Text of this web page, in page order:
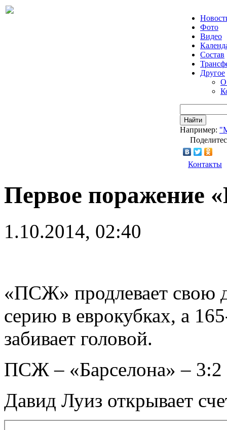
Фото
Видео
Состав
Другое
О
Найти
Например:
Контакты
Первое поражение
1.10.2014, 02:40
«ПСЖ» продлевает
серию в еврокубках, а
забивает головой.
ПСЖ – «Барселона» – 3:2
Давид Луиз открывает